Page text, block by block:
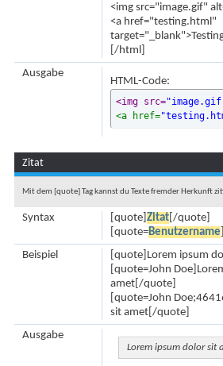
<img src="image.gif"
<a href="testing.html"
[/html]
HTML-Code:
<img src=
<a href=
Ausgabe
Zitat
Mit dem [quote] Tag kannst du Texte fremder Herkunft
[quote] Zitat[/quote]
[quote=Benutzername
Syntax
[quote]Lorem ipsum
[quote=John
amet[/quote]
[quote=John
sit amet[/quote]
Beispiel
Lorem ipsum dolor sit
Ausgabe